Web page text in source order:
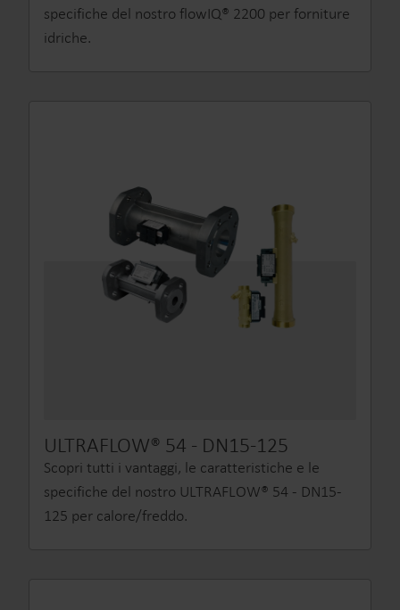
specifiche del nostro flowIQ® 2200 per forniture
idriche.
ULTRAFLOW® 54 - DN15-125
Scopri tutti i vantaggi, le caratteristiche e le
specifiche del nostro ULTRAFLOW® 54 - DN15-
125 per calore/freddo.